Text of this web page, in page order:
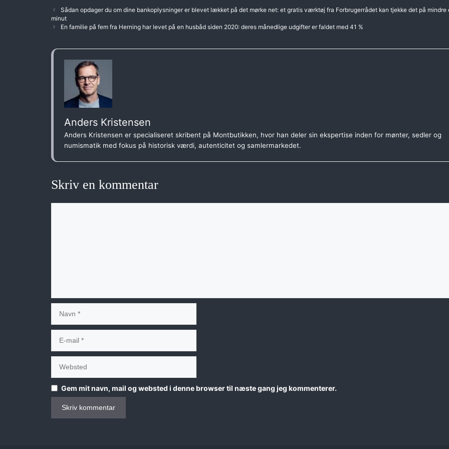
Sådan opdager du om dine bankoplysninger er blevet lækket på det mørke net: et gratis værktøj fra Forbrugerrådet kan tjekke det på mindre
minut
En familie på fem fra Herning har levet på en husbåd siden 2020: deres månedlige udgifter er faldet med 41 %
Anders Kristensen
Anders Kristensen er specialiseret skribent på Montbutikken, hvor han deler sin ekspertise inden for mønter, sedler og
numismatik med fokus på historisk værdi, autenticitet og samlermarkedet.
Skriv en kommentar
mail
Gem mit navn, mail og websted i denne browser til næste gang jeg kommenterer.